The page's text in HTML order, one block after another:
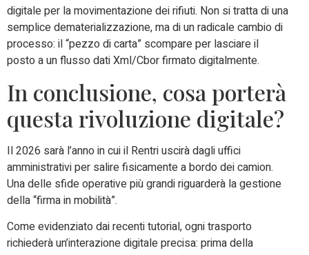
digitale per la movimentazione dei rifiuti. Non si tratta di una
semplice dematerializzazione, ma di un radicale cambio di
processo: il “pezzo di carta” scompare per lasciare il
posto a un flusso dati Xml/Cbor firmato digitalmente.
In conclusione, cosa porterà
questa rivoluzione digitale?
Il 2026 sarà l’anno in cui il Rentri uscirà dagli uffici
amministrativi per salire fisicamente a bordo dei camion.
Una delle sfide operative più grandi riguarderà la gestione
della “firma in mobilità”.
Come evidenziato dai recenti tutorial, ogni trasporto
richiederà un’interazione digitale precisa: prima della